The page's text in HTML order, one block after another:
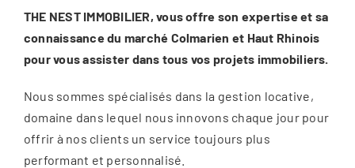
THE NEST IMMOBILIER, vous offre son expertise et sa
connaissance du marché Colmarien et Haut Rhinois
pour vous assister dans tous vos projets immobiliers.
Nous sommes spécialisés dans la gestion locative,
domaine dans lequel nous innovons chaque jour pour
offrir à nos clients un service toujours plus
performant et personnalisé.